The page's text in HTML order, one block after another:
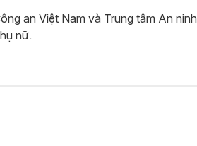
an Việt Nam và Trung tâm An ninh
nữ.